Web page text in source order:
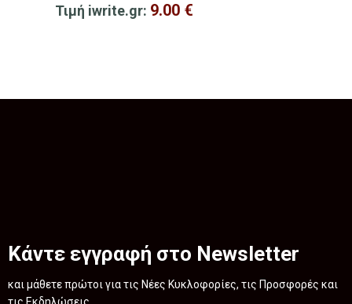
Τιμή iwrite.gr: 9.00 €
Κάντε εγγραφή στο Newsletter
και μάθετε πρώτοι για τις Νέες Κυκλοφορίες, τις Προσφορές και